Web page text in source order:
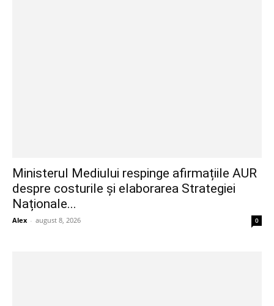
Ministerul Mediului respinge afirmațiile AUR
despre costurile și elaborarea Strategiei
Naționale...
Alex - august 8, 2026 0